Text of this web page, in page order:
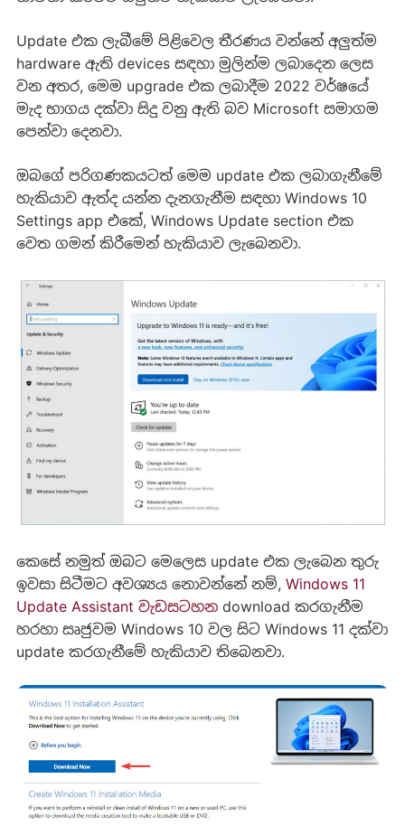
Update එක ලැබීමේ පිළිවෙල තීරණය වන්නේ අලුත්ම
hardware ඇති devices සඳහා මුලින්ම ලබාදෙන ලෙස
වන අතර, මෙම upgrade එක ලබාදීම 2022 වර්ෂයේ
මැද භාගය දක්වා සිදු වනු ඇති බව Microsoft සමාගම
පෙන්වා දෙනවා.
ඔබගේ පරිගණකයටත් මෙම update එක ලබාගැනීමේ
හැකියාව ඇත්ද යන්න දැනගැනීම සඳහා Windows 10
Settings app එකේ, Windows Update section එක
වෙත ගමන් කිරීමෙන් හැකියාව ලැබෙනවා.
කෙසේ නමුත් ඔබට මෙලෙස update එක ලැබෙන තුරු
ඉවසා සිටීමට අවශ්‍යය නොවන්නේ නම්, Windows 11
Update Assistant වැඩසටහනdownload කරගැනීම
හරහා සෘජුවම Windows 10 වල සිට Windows 11 දක්වා
update කරගැනීමේ හැකියාව තිබෙනවා.